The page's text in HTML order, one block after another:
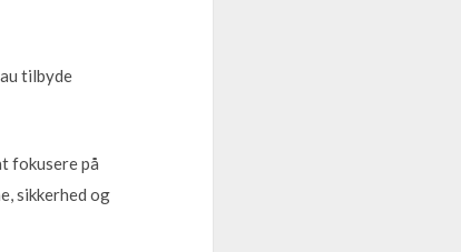
tilbyde
fokusere på
sikkerhed og